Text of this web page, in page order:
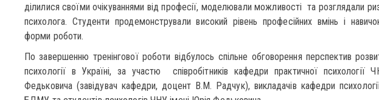
ділилися своїми очікуваннями від професії, моделювали можливості та розглядали
психолога. Студенти продемонстрували високий рівень професійних вмінь і
форми роботи.
По завершенню тренінгової роботи відбулось спільне обговорення перспектив
психології в Україні, за участю співробітників кафедри практичної психології
Федьковича (завідувач кафедри, доцент В.М. Радчук), викладачів кафедри